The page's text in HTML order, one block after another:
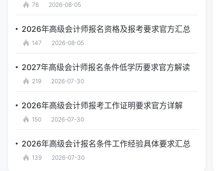
76 2026-08-05
2026年高级会计师报名资格及报考要求官方汇总
147 2026-08-05
2027年高级会计师报名条件低学历要求官方解读
219 2026-07-30
2026年高级会计师报考工作证明要求官方详解
150 2026-07-30
2026年高级会计报名条件工作经验具体要求汇总
139 2026-07-30